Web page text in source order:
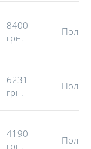
8400
грн.
6231
грн.
4190
грн.